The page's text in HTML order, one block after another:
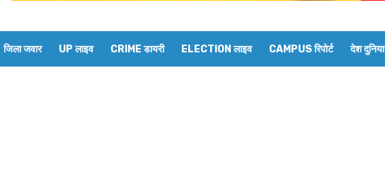
भाई मानती थीं मायावती, राखी बांधने से लेकर परिवार को हिम्मत देने तक रहा खास रिश्ता
सिंह का निधन, मायावती ने जताया शोक
जिला जवार UP लाइव CRIME डायरी ELECTION लाइव CAMPUS रिपोर्ट देश दुनिया